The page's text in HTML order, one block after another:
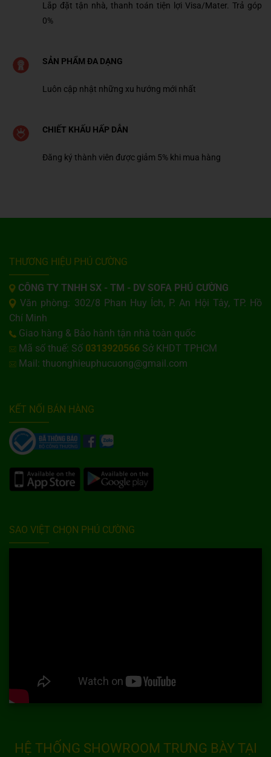
Lắp đặt tận nhà, thanh toán tiện lợi Visa/Mater. Trả góp
0%
SẢN PHẨM ĐA DẠNG
Luôn cập nhật những xu hướng mới nhất
CHIẾT KHẤU HẤP DẪN
Đăng ký thành viên được giảm 5% khi mua hàng
THƯƠNG HIỆU PHÚ CƯỜNG
CÔNG TY TNHH SX - TM - DV SOFA PHÚ CƯỜNG
Văn phòng: 302/8 Phan Huy Ích, P. An Hội Tây, TP. Hồ
Chí Minh
Giao hàng & Bảo hành tận nhà toàn quốc
Mã số thuế: Số 0313920566 Sở KHDT TPHCM
Mail: thuonghieuphucuong@gmail.com
KẾT NỐI BÁN HÀNG
SAO VIỆT CHỌN PHÚ CƯỜNG
HỆ THỐNG SHOWROOM TRƯNG BÀY TẠI